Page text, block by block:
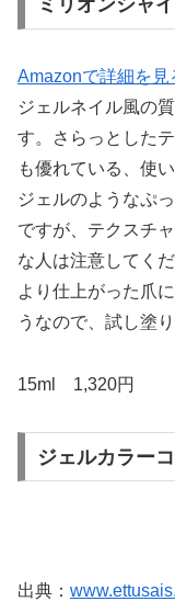
ミリオンシャ
Amazonで詳細を見
ジェルネイル風の
す。さらっとした
も優れている、使
ジェルのようなぷ
ですが、テクスチ
な人は注意してく
より仕上がった爪
うなので、試し塗
15ml 1,320円
ジェルカラー
出典：